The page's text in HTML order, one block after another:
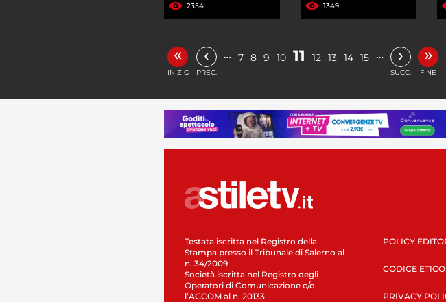
2354 1349
«
INIZIO
‹
PREC.
… 7 8 9 10 11 12 13 14 15 … ›
SUCC.
»
FINE
Testata iscritta nel Registro della
Stampa presso il Tribunale di Salerno al
n. 34/2009
Società iscritta nel Registro degli
Operatori di Comunicazione c/o
l’AGCOM al n. 20133
POLICY
CODICE
PRIVACY